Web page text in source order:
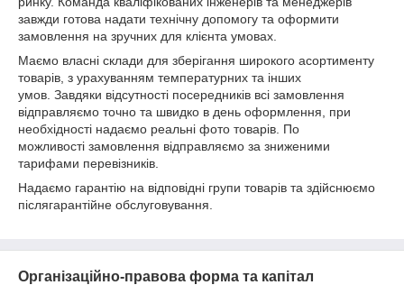
завжди готова надати технічну допомогу та оформити
замовлення на зручних для клієнта умовах.
Маємо власні склади для зберігання широкого асортименту
товарів, з урахуванням температурних та інших
умов. Завдяки відсутності посередників всі замовлення
відправляємо точно та швидко в день оформлення, при
необхідності надаємо реальні фото товарів. По
можливості замовлення відправляємо за зниженими
тарифами перевізників.
Надаємо гарантію на відповідні групи товарів та здійснюємо
післягарантійне обслуговування.
Організаційно-правова форма та капітал